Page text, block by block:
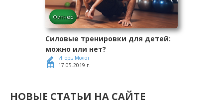
Фитнес
Силовые тренировки для детей:
можно или нет?
Игорь Молот
17.05.2019 г.
НОВЫЕ СТАТЬИ НА САЙТЕ